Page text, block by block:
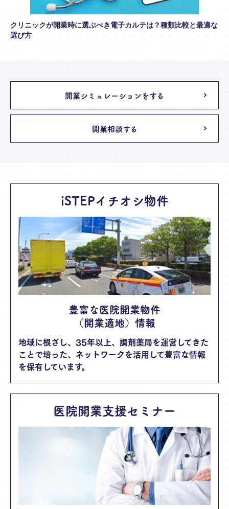
クリニックが開業時に選ぶべき電子カルテは？種類比較と最適な
選び方
開業シミュレーションをする
開業相談する
iSTEPイチオシ物件
豊富な医院開業物件
（開業適地）情報
地域に根ざし、35年以上、調剤薬局を運営してきた
ことで培った、ネットワークを活用して豊富な情報
を保有しています。
医院開業支援セミナー